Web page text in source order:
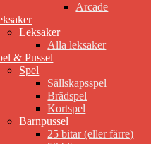
Arcade
Leksaker
Alla leksaker
& Pussel
Spel
Sällskapsspel
Brädspel
Kortspel
Barnpussel
25 bitar (eller färre)